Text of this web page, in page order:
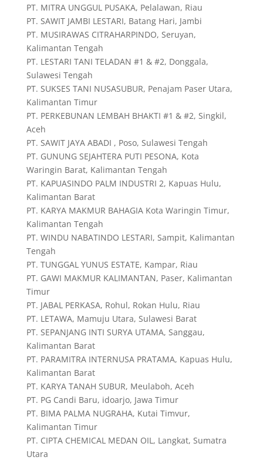
PT. MITRA UNGGUL PUSAKA, Pelalawan, Riau
PT. SAWIT JAMBI LESTARI, Batang Hari, Jambi
PT. MUSIRAWAS CITRAHARPINDO, Seruyan,
Kalimantan Tengah
PT. LESTARI TANI TELADAN #1 & #2, Donggala,
Sulawesi Tengah
PT. SUKSES TANI NUSASUBUR, Penajam Paser Utara,
Kalimantan Timur
PT. PERKEBUNAN LEMBAH BHAKTI #1 & #2, Singkil,
Aceh
PT. SAWIT JAYA ABADI , Poso, Sulawesi Tengah
PT. GUNUNG SEJAHTERA PUTI PESONA, Kota
Waringin Barat, Kalimantan Tengah
PT. KAPUASINDO PALM INDUSTRI 2, Kapuas Hulu,
Kalimantan Barat
PT. KARYA MAKMUR BAHAGIA Kota Waringin Timur,
Kalimantan Tengah
PT. WINDU NABATINDO LESTARI, Sampit, Kalimantan
Tengah
PT. TUNGGAL YUNUS ESTATE, Kampar, Riau
PT. GAWI MAKMUR KALIMANTAN, Paser, Kalimantan
Timur
PT. JABAL PERKASA, Rohul, Rokan Hulu, Riau
PT. LETAWA, Mamuju Utara, Sulawesi Barat
PT. SEPANJANG INTI SURYA UTAMA, Sanggau,
Kalimantan Barat
PT. PARAMITRA INTERNUSA PRATAMA, Kapuas Hulu,
Kalimantan Barat
PT. KARYA TANAH SUBUR, Meulaboh, Aceh
PT. PG Candi Baru, idoarjo, Jawa Timur
PT. BIMA PALMA NUGRAHA, Kutai Timvur,
Kalimantan Timur
PT. CIPTA CHEMICAL MEDAN OIL, Langkat, Sumatra
Utara